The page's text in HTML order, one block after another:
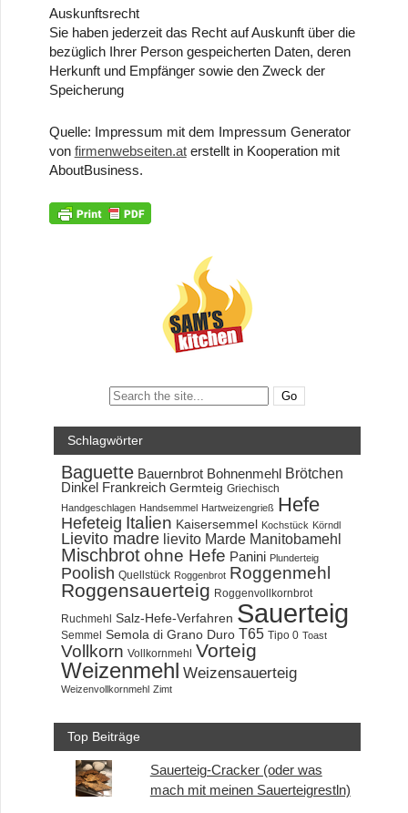
Auskunftsrecht
Sie haben jederzeit das Recht auf Auskunft über die
bezüglich Ihrer Person gespeicherten Daten, deren
Herkunft und Empfänger sowie den Zweck der
Speicherung
Quelle: Impressum mit dem Impressum Generator
von firmenwebseiten.aterstellt in Kooperation mit
AboutBusiness.
Search:
Schlagwörter
Baguette Bauernbrot Bohnenmehl Brötchen
Dinkel Frankreich Germteig Griechisch
Handgeschlagen Handsemmel Hartweizengrieß Hefe
Hefeteig Italien Kaisersemmel Kochstück Körndl
Lievito madre lievito Marde Manitobamehl
Mischbrot ohne Hefe Panini Plunderteig
Poolish Quellstück Roggenbrot Roggenmehl
Roggensauerteig Roggenvollkornbrot
Ruchmehl Salz-Hefe-Verfahren Sauerteig
Semmel Semola di Grano Duro T65 Tipo 0 Toast
Vollkorn Vollkornmehl Vorteig
Weizenmehl Weizensauerteig
Weizenvollkornmehl Zimt
Top Beiträge
Sauerteig-Cracker (oder was
mach mit meinen Sauerteigrestln)